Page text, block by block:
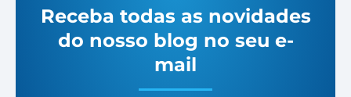
Receba todas as novidades
do nosso blog no seu e-
mail